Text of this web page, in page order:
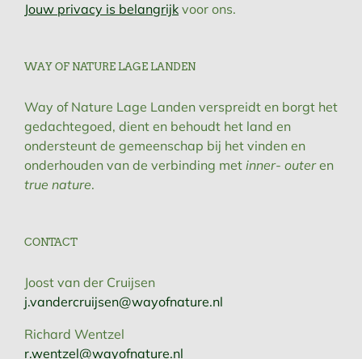
Jouw privacy is belangrijk voor ons.
WAY OF NATURE LAGE LANDEN
Way of Nature Lage Landen verspreidt en borgt het
gedachtegoed, dient en behoudt het land en
ondersteunt de gemeenschap bij het vinden en
onderhouden van de verbinding met inner- outeren
true nature.
CONTACT
Joost van der Cruijsen
j.vandercruijsen@wayofnature.nl
Richard Wentzel
r.wentzel@wayofnature.nl